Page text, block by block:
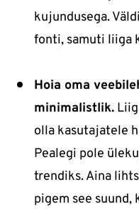
kujundusega.
fonti, samuti liiga
Hoia oma
minimalistlik.
olla kasutajatele
Pealegi pole
trendiks. Aina
pigem see